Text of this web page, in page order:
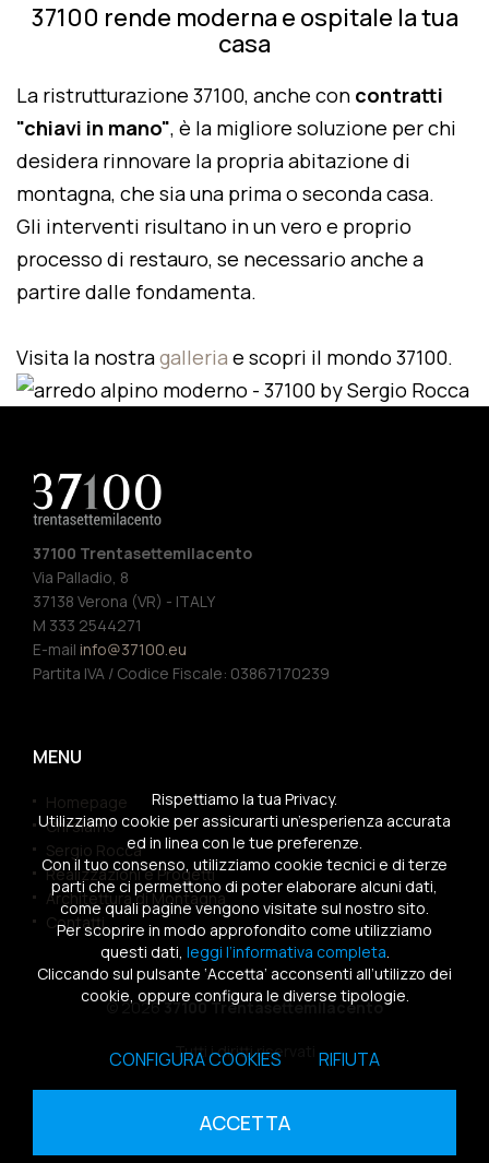
37100 rende moderna e ospitale la tua
casa
La ristrutturazione 37100, anche con contratti
"chiavi in mano", è la migliore soluzione per chi
desidera rinnovare la propria abitazione di
montagna, che sia una prima o seconda casa.
Gli interventi risultano in un vero e proprio
processo di restauro, se necessario anche a
partire dalle fondamenta.
Visita la nostragalleria e scopri il mondo 37100.
37100 Trentasettemilacento
Via Palladio, 8
37138 Verona (VR) - ITALY
M 333 2544271
E-mail info@37100.eu
Partita IVA / Codice Fiscale: 03867170239
MENU
Homepage
Chi siamo
Sergio Rocca
Realizzazioni e Progetti
Architettura di Montagna
Contatti
© 202637100 Trentasettemilacento
Tutti i diritti riservati
Sitemap|Privacy Policy|Cookies Policy
Rispettiamo la tua Privacy.
Utilizziamo cookie per assicurarti un’esperienza accurata
ed in linea con le tue preferenze.
Con il tuo consenso, utilizziamo cookie tecnici e di terze
parti che ci permettono di poter elaborare alcuni dati,
come quali pagine vengono visitate sul nostro sito.
Per scoprire in modo approfondito come utilizziamo
questi dati, leggi l’informativa completa.
Cliccando sul pulsante ‘Accetta’ acconsenti all’utilizzo dei
cookie, oppure configura le diverse tipologie.
CONFIGURA COOKIES RIFIUTA
ACCETTA